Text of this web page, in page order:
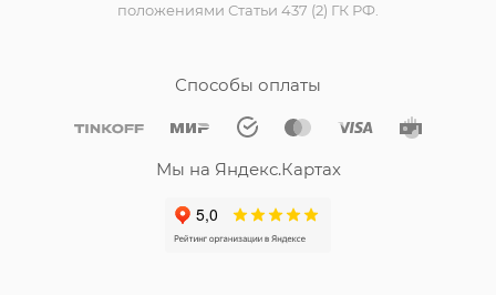
положениями Статьи 437 (2) ГК РФ.
Способы оплаты
Мы на Яндекс.Картах